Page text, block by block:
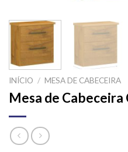
INÍCIO / MESA DE CABECEIRA
Mesa de Cabeceira